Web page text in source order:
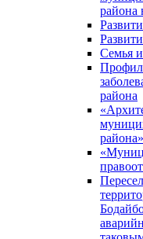
района
Семья
района